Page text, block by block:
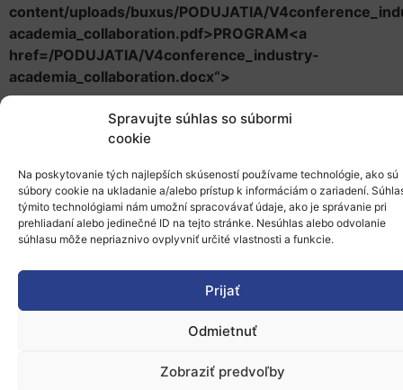
Spravujte súhlas so súbormi
cookie
Na poskytovanie tých najlepších skúseností používame technológie, ako sú
súbory cookie na ukladanie a/alebo prístup k informáciám o zariadení.
týmito technológiami nám umožní spracovávať údaje, ako je správanie pri
prehliadaní alebo jedinečné ID na tejto stránke. Nesúhlas alebo odvolanie
súhlasu môže nepriaznivo ovplyvniť určité vlastnosti a funkcie.
Prijať
Odmietnuť
Zobraziť predvoľby
content/uploads/buxus/PODUJATIA/
academia_collaboration.pdf>PROGRAM<a
href=/PODUJATIA/V4conference_industry-
academia_collaboration.docx“>
: Stále zastúpenie Maďarska pri EÚ v Bruseli, Rue
de Tréves 92-98, 1040 Brusel
Čas:8:30 – 13:00
O nás
Financovanie a podpora